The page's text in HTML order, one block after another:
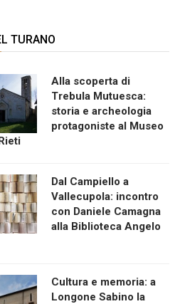
TURANO
Alla scoperta di
Trebula Mutuesca:
storia e archeologia
protagoniste al Museo
Dal Campiello a
Vallecupola: incontro
con Daniele Camagna
alla Biblioteca Angelo
Cultura e memoria: a
Longone Sabino la